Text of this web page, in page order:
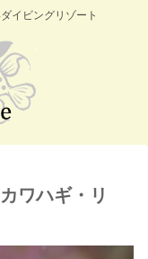
イビングリゾート
ワハギ・リ